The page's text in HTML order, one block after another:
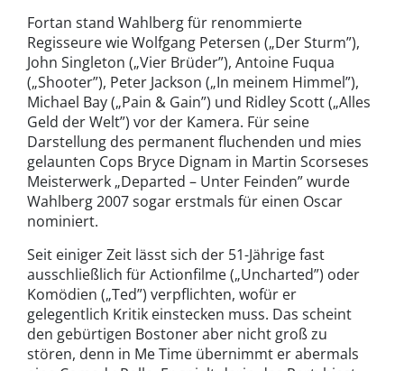
Fortan stand Wahlberg für renommierte
Regisseure wie Wolfgang Petersen („Der Sturm”),
John Singleton („Vier Brüder”), Antoine Fuqua
(„Shooter”), Peter Jackson („In meinem Himmel”),
Michael Bay („Pain & Gain”) und Ridley Scott („Alles
Geld der Welt”) vor der Kamera. Für seine
Darstellung des permanent fluchenden und mies
gelaunten Cops Bryce Dignam in Martin Scorseses
Meisterwerk „Departed – Unter Feinden” wurde
Wahlberg 2007 sogar erstmals für einen Oscar
nominiert.
Seit einiger Zeit lässt sich der 51-Jährige fast
ausschließlich für Actionfilme („Uncharted”) oder
Komödien („Ted”) verpflichten, wofür er
gelegentlich Kritik einstecken muss. Das scheint
den gebürtigen Bostoner aber nicht groß zu
stören, denn in Me Time übernimmt er abermals